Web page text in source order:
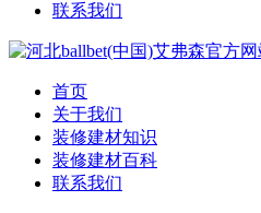
联系我们
首页
关于我们
装修建材知识
装修建材百科
联系我们